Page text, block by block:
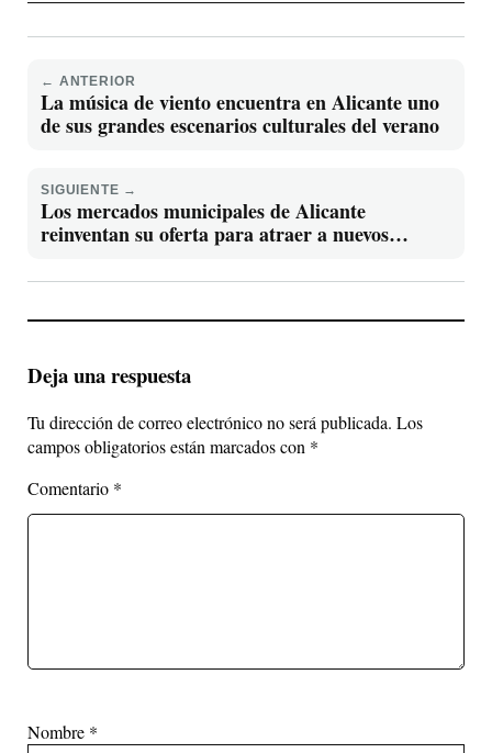
← ANTERIOR
La música de viento encuentra en Alicante uno
de sus grandes escenarios culturales del verano
SIGUIENTE →
Los mercados municipales de Alicante
reinventan su oferta para atraer a nuevos
experiencias gastronómicas
Deja una respuesta
Tu dirección de correo electrónico no será publicada. Los
campos obligatorios están marcados con *
Comentario *
Nombre *